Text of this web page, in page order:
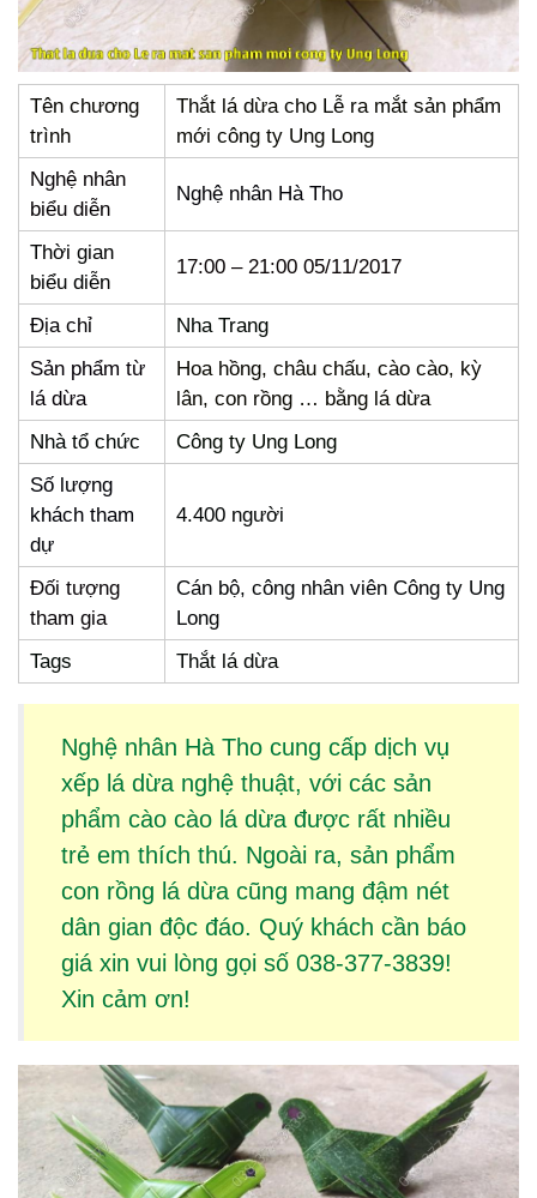
Tên chương
trình
Thắt lá dừa cho Lễ ra mắt sản phẩm
mới công ty Ung Long
Nghệ nhân
biểu diễn
Nghệ nhân Hà Tho
Thời gian
biểu diễn
17:00 – 21:00 05/11/2017
Địa chỉ
Nha Trang
Sản phẩm từ
lá dừa
Hoa hồng, châu chấu, cào cào, kỳ
lân, con rồng … bằng lá dừa
Nhà tổ chức
Công ty Ung Long
Số lượng
khách tham
dự
4.400 người
Đối tượng
tham gia
Cán bộ, công nhân viên Công ty Ung
Long
Tags
Thắt lá dừa
Nghệ nhân Hà Tho cung cấp dịch vụ
xếp lá dừanghệ thuật, với các sản
phẩm cào cào lá dừađược rất nhiều
trẻ em thích thú. Ngoài ra, sản phẩm
con rồng lá dừacũng mang đậm nét
dân gian độc đáo. Quý khách cần báo
giá xin vui lòng gọi số 038-377-3839!
Xin cảm ơn!